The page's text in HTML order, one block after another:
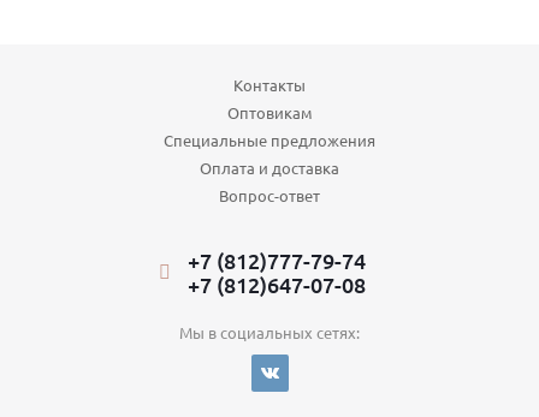
Контакты
Оптовикам
Специальные предложения
Оплата и доставка
Вопрос-ответ
+7 (812)777-79-74
+7 (812)647-07-08
Мы в социальных сетях: